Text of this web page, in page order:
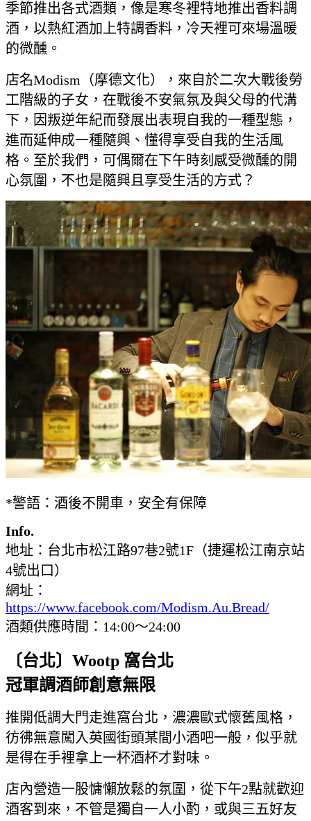
季節推出各式酒類，像是寒冬裡特地推出香料調
酒，以熱紅酒加上特調香料，冷天裡可來場溫暖
的微醺。
店名Modism（摩德文化），來自於二次大戰後勞
工階級的子女，在戰後不安氣氛及與父母的代溝
下，因叛逆年紀而發展出表現自我的一種型態，
進而延伸成一種隨興、懂得享受自我的生活風
格。至於我們，可偶爾在下午時刻感受微醺的開
心氛圍，不也是隨興且享受生活的方式？
*警語：酒後不開車，安全有保障
Info.
地址：台北市松江路97巷2號1F（捷運松江南京站
4號出口）
網址：
https://www.facebook.com/Modism.Au.Bread/
酒類供應時間：14:00～24:00
〔台北〕Wootp 窩台北
冠軍調酒師創意無限
推開低調大門走進窩台北，濃濃歐式懷舊風格，
彷彿無意闖入英國街頭某間小酒吧一般，似乎就
是得在手裡拿上一杯酒杯才對味。
店內營造一股慵懶放鬆的氛圍，從下午2點就歡迎
酒客到來，不管是獨自一人小酌，或與三五好友